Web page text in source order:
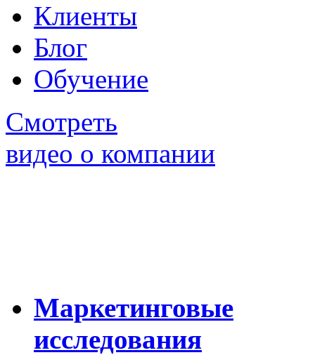
Клиенты
Блог
Обучение
Смотреть
видео о компании
Маркетинговые
исследования